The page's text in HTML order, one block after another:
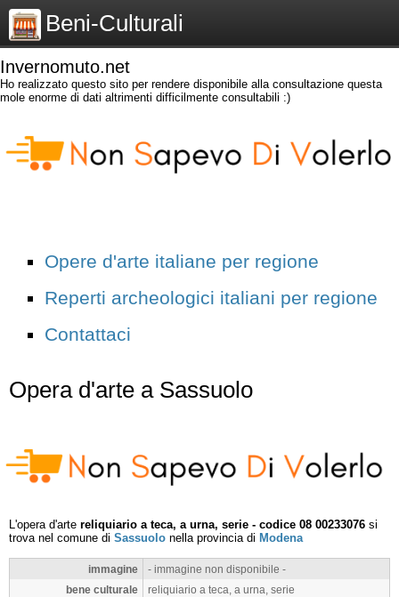
Beni-Culturali
Invernomuto.net
Ho realizzato questo sito per rendere disponibile alla consultazione questa
mole enorme di dati altrimenti difficilmente consultabili :)
Opere d'arte italiane per regione
Reperti archeologici italiani per regione
Contattaci
Opera d'arte a Sassuolo
L'opera d'arte reliquiario a teca, a urna, serie - codice 08 00233076 si
trova nel comune di Sassuolo nella provincia di Modena
immagine
- immagine non disponibile -
bene culturale
reliquiario a teca, a urna, serie